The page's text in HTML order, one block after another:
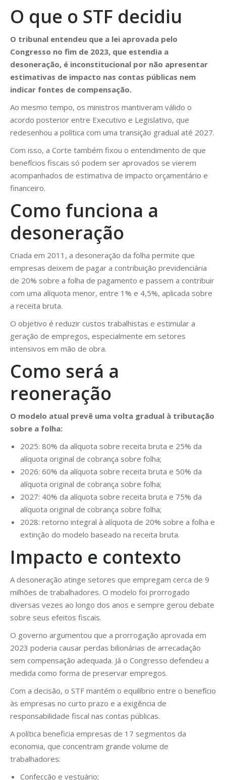
O que o STF decidiu
O tribunal entendeu que a lei aprovada pelo
Congresso no fim de 2023, que estendia a
desoneração, é inconstitucional por não apresentar
estimativas de impacto nas contas públicas nem
indicar fontes de compensação.
Ao mesmo tempo, os ministros mantiveram válido o
acordo posterior entre Executivo e Legislativo, que
redesenhou a política com uma transição gradual até 2027.
Com isso, a Corte também fixou o entendimento de que
benefícios fiscais só podem ser aprovados se vierem
acompanhados de estimativa de impacto orçamentário e
financeiro.
Como funciona a
desoneração
Criada em 2011, a desoneração da folha permite que
empresas deixem de pagar a contribuição previdenciária
de 20% sobre a folha de pagamento e passem a contribuir
com uma alíquota menor, entre 1% e 4,5%, aplicada sobre
a receita bruta.
O objetivo é reduzir custos trabalhistas e estimular a
geração de empregos, especialmente em setores
intensivos em mão de obra.
Como será a
reoneração
O modelo atual prevê uma volta gradual à tributação
sobre a folha:
2025: 80% da alíquota sobre receita bruta e 25% da
alíquota original de cobrança sobre folha;
2026: 60% da alíquota sobre receita bruta e 50% da
alíquota original de cobrança sobre folha;
2027: 40% da alíquota sobre receita bruta e 75% da
alíquota original de cobrança sobre folha;
2028: retorno integral à alíquota de 20% sobre a folha e
extinção do modelo baseado na receita bruta.
Impacto e contexto
A desoneração atinge setores que empregam cerca de 9
milhões de trabalhadores. O modelo foi prorrogado
diversas vezes ao longo dos anos e sempre gerou debate
sobre seus efeitos fiscais.
O governo argumentou que a prorrogação aprovada em
2023 poderia causar perdas bilionárias de arrecadação
sem compensação adequada. Já o Congresso defendeu a
medida como forma de preservar empregos.
Com a decisão, o STF mantém o equilíbrio entre o benefício
às empresas no curto prazo e a exigência de
responsabilidade fiscal nas contas públicas.
A política beneficia empresas de 17 segmentos da
economia, que concentram grande volume de
trabalhadores:
Confecção e vestuário;